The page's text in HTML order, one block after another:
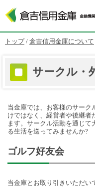
このページの本文へ
現
位
置：
トップ / 倉吉信用金庫について
サークル・
当金庫では、お客様のサーク
けではなく、経営者や後継者
ます。サークル活動を通じて
る生活を送ってみませんか?
ゴルフ好友会
当金庫とお取り引きいただい